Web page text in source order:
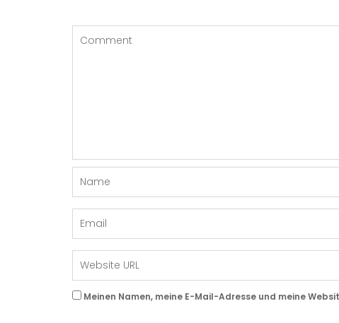
Meinen Namen, meine E-Mail-Adresse und meine